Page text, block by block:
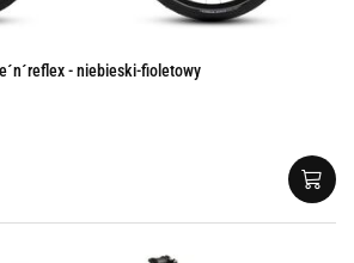
- niebieski-fioletowy